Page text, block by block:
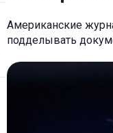
Американские
подделывать